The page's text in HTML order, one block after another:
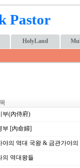
Pastor
HolyLand
부(內侍府)
부 [內命婦]
야의 역대 국왕 & 금관가야의
의 역대왕들